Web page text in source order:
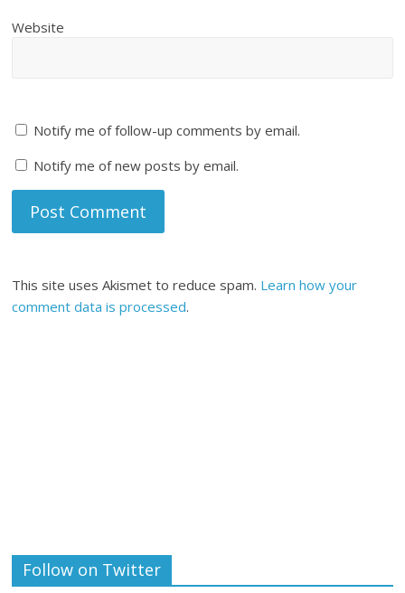
Website
Notify me of follow-up comments by email.
Notify me of new posts by email.
This site uses Akismet to reduce spam. Learn how your
comment data is processed.
Follow on Twitter